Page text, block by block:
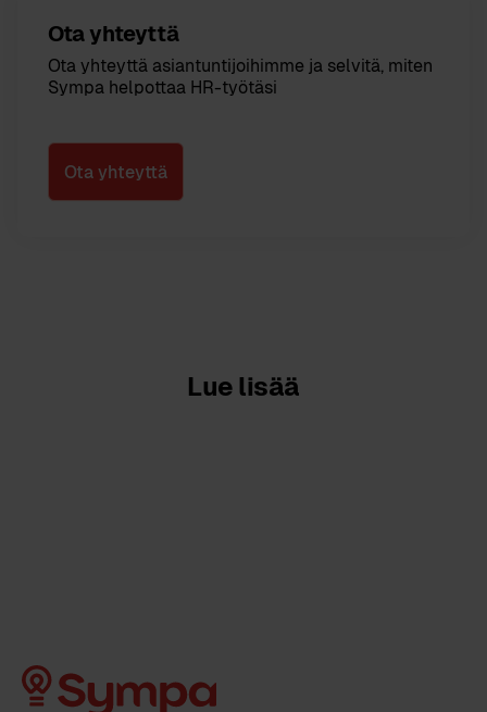
Ota yhteyttä
Ota yhteyttä asiantuntijoihimme ja selvitä, miten
Sympa helpottaa HR-työtäsi
Ota yhteyttä
Lue lisää